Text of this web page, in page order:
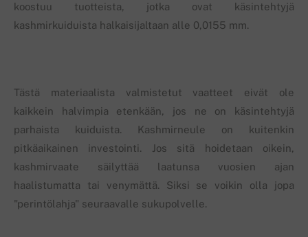
koostuu tuotteista, jotka ovat käsintehtyjä
kashmirkuiduista halkaisijaltaan alle 0,0155 mm.
Tästä materiaalista valmistetut vaatteet eivät ole
kaikkein halvimpia etenkään, jos ne on käsintehtyjä
parhaista kuiduista. Kashmirneule on kuitenkin
pitkäaikainen investointi. Jos sitä hoidetaan oikein,
kashmirvaate säilyttää laatunsa vuosien ajan
haalistumatta tai venymättä. Siksi se voikin olla jopa
"perintölahja" seuraavalle sukupolvelle.